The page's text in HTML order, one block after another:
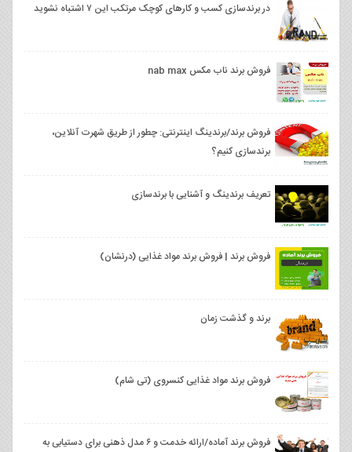
⁣⁣در برندسازی کسب و کارهای کوچک مرتکب این ۷ اشتباه نشوید
فروش برند ناب مکس nab max
فروش برند/برندینگ اینترنتی: چطور از طریق شهرت آنلاین،
برندسازی کنیم؟
تعریف برندینگ و آشنایی با برندسازی
فروش برند | فروش برند مواد غذایی (درنشان)
برند و گذشت زمان
فروش برند مواد غذایی کنسروی (تی شام)
فروش برند آماده/ارائه خدمت و ۶ مدل ذهنی برای دستیابی به